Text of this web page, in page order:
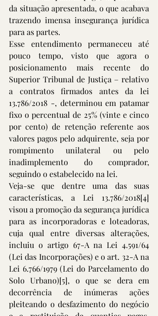
da situação apresentada, o que acabava
trazendo imensa insegurança jurídica
para as partes.
Esse entendimento permaneceu até
pouco tempo, visto que agora o
posicionamento mais recente do
Superior Tribunal de Justiça – relativo
a contratos firmados antes da lei
13.786/2018 -, determinou em patamar
fixo o percentual de 25% (vinte e cinco
por cento) de retenção referente aos
valores pagos pelo adquirente, seja por
rompimento unilateral ou pelo
inadimplemento do comprador,
seguindo o estabelecido na lei.
Veja-se que dentre uma das suas
características, a Lei 13.786/2018[4]
visou a promoção da segurança jurídica
para as incorporadoras e loteadoras,
cuja qual entre diversas alterações,
incluiu o artigo 67-A na Lei 4.591/64
(Lei das Incorporações) e o art. 32-A na
Lei 6.766/1979 (Lei do Parcelamento do
Solo Urbano)[5], o que se dera em
decorrência de inúmeras ações
pleiteando o desfazimento do negócio